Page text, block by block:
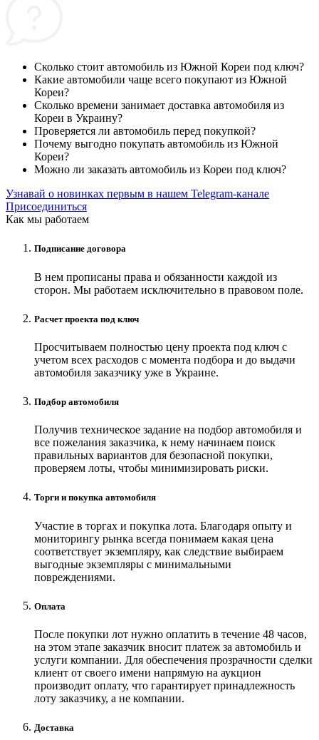
Сколько стоит автомобиль из Южной Кореи под ключ?
Какие автомобили чаще всего покупают из Южной
Кореи?
Сколько времени занимает доставка автомобиля из
Кореи в Украину?
Проверяется ли автомобиль перед покупкой?
Почему выгодно покупать автомобиль из Южной
Кореи?
Можно ли заказать автомобиль из Кореи под ключ?
Узнавай о новинках первым в нашем Telegram-канале
Присоединиться
Как мы работаем
Подписание договора
В нем прописаны права и обязанности каждой из
сторон. Мы работаем исключительно в правовом поле.
Расчет проекта под ключ
Просчитываем полностью цену проекта под ключ с
учетом всех расходов с момента подбора и до выдачи
автомобиля заказчику уже в Украине.
Подбор автомобиля
Получив техническое задание на подбор автомобиля и
все пожелания заказчика, к нему начинаем поиск
правильных вариантов для безопасной покупки,
проверяем лоты, чтобы минимизировать риски.
Торги и покупка автомобиля
Участие в торгах и покупка лота. Благодаря опыту и
мониторингу рынка всегда понимаем какая цена
соответствует экземпляру, как следствие выбираем
выгодные экземпляры с минимальными
повреждениями.
Оплата
После покупки лот нужно оплатить в течение 48 часов,
на этом этапе заказчик вносит платеж за автомобиль и
услуги компании. Для обеспечения прозрачности сделки
клиент от своего имени напрямую на аукцион
производит оплату, что гарантирует принадлежность
лоту заказчику, а не компании.
Доставка